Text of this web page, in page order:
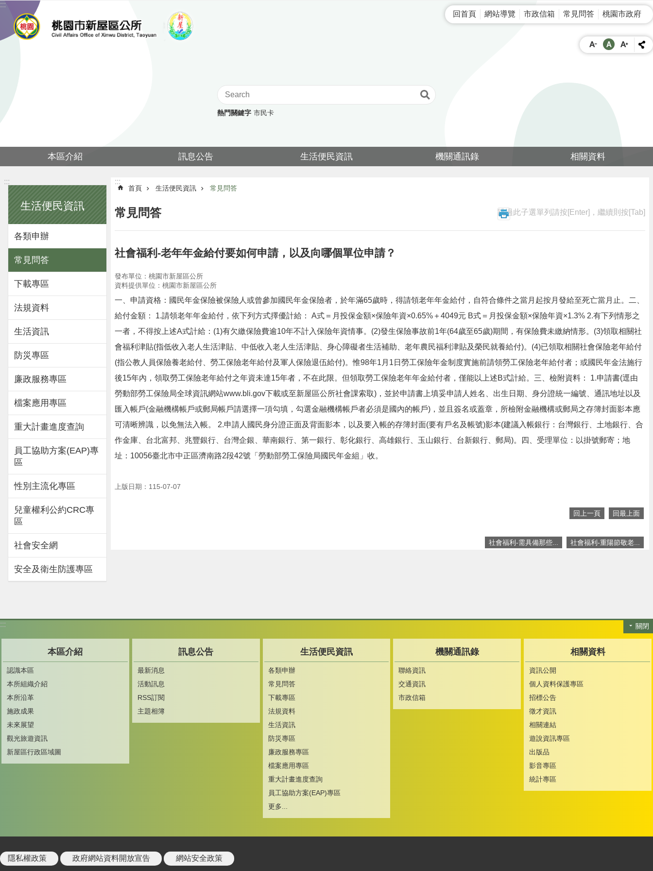
跳到主要內容區塊
:::
回首頁
網站導覽 市政信箱 常見問答 桃園市政府
熱門關鍵字 市民卡
本區介紹 訊息公告 生活便民資訊 機關通訊錄 相關資料
:::
生活便民資訊
各類申辦
常見問答
下載專區
法規資料
生活資訊
防災專區
廉政服務專區
檔案應用專區
重大計畫進度查詢
員工協助方案(EAP)專
區
性別主流化專區
兒童權利公約CRC專
區
社會安全網
安全及衛生防護專區
:::
首頁 生活便民資訊 常見問答
常見問答 跳過此子選單列請按[Enter]，繼續則按[Tab]
社會福利-老年年金給付要如何申請，以及向哪個單位申請？
發布單位：桃園市新屋區公所
資料提供單位：桃園市新屋區公所
一、申請資格：國民年金保險被保險人或曾參加國民年金保險者，於年滿65歲時，得請領老年年金給付，自符合條件之當月起按月發給至死亡當月止。二、
給付金額： 1.請領老年年金給付，依下列方式擇優計給： A式＝月投保金額×保險年資×0.65%＋4049元 B式＝月投保金額×保險年資×1.3% 2.有下列情形之
一者，不得按上述A式計給：(1)有欠繳保險費逾10年不計入保險年資情事。(2)發生保險事故前1年(64歲至65歲)期間，有保險費未繳納情形。(3)領取相關社
會福利津貼(指低收入老人生活津貼、中低收入老人生活津貼、身心障礙者生活補助、老年農民福利津貼及榮民就養給付)。(4)已領取相關社會保險老年給付
(指公教人員保險養老給付、勞工保險老年給付及軍人保險退伍給付)。惟98年1月1日勞工保險年金制度實施前請領勞工保險老年給付者；或國民年金法施行
後15年內，領取勞工保險老年給付之年資未達15年者，不在此限。但領取勞工保險老年年金給付者，僅能以上述B式計給。三、檢附資料： 1.申請書(逕由
勞動部勞工保險局全球資訊網站www.bli.gov下載或至新屋區公所社會課索取)，並於申請書上填妥申請人姓名、出生日期、身分證統一編號、通訊地址以及
匯入帳戶(金融機構帳戶或郵局帳戶請選擇一項勾填，勾選金融機構帳戶者必須是國內的帳戶)，並且簽名或蓋章，所檢附金融機構或郵局之存簿封面影本應
可清晰辨識，以免無法入帳。 2.申請人國民身分證正面及背面影本，以及要入帳的存簿封面(要有戶名及帳號)影本(建議入帳銀行：台灣銀行、土地銀行、合
作金庫、台北富邦、兆豐銀行、台灣企銀、華南銀行、第一銀行、彰化銀行、高雄銀行、玉山銀行、台新銀行、郵局)。四、受理單位：以掛號郵寄；地
址：10056臺北市中正區濟南路2段42號「勞動部勞工保險局國民年金組」收。
上版日期：115-07-07
回上一頁 回最上面
社會福利-需具備那些... 社會福利-重陽節敬老...
關閉
:::
本區介紹
認識本區
本所組織介紹
本所沿革
施政成果
未來展望
觀光旅遊資訊
新屋區行政區域圖
訊息公告
最新消息
活動訊息
RSS訂閱
主題相簿
生活便民資訊
各類申辦
常見問答
下載專區
法規資料
生活資訊
防災專區
廉政服務專區
檔案應用專區
重大計畫進度查詢
員工協助方案(EAP)專區
更多...
機關通訊錄
聯絡資訊
交通資訊
市政信箱
相關資料
資訊公開
個人資料保護專區
招標公告
徵才資訊
相關連結
遊說資訊專區
出版品
影音專區
統計專區
隱私權政策 政府網站資料開放宣告 網站安全政策